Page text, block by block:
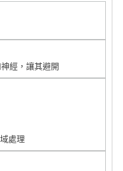
經，讓其避開
處理